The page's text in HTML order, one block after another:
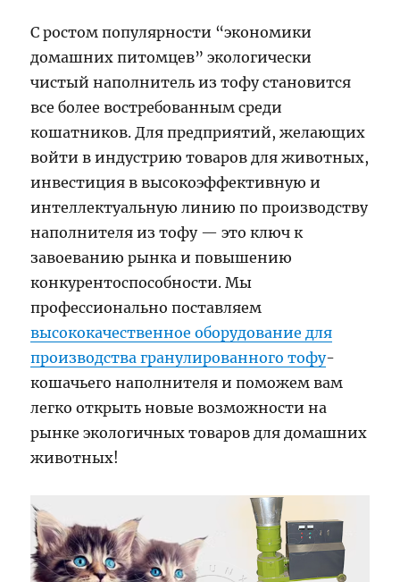
С ростом популярности “экономики
домашних питомцев” экологически
чистый наполнитель из тофу становится
все более востребованным среди
кошатников. Для предприятий, желающих
войти в индустрию товаров для животных,
инвестиция в высокоэффективную и
интеллектуальную линию по производству
наполнителя из тофу — это ключ к
завоеванию рынка и повышению
конкурентоспособности. Мы
профессионально поставляем
высококачественное оборудование для
производства гранулированного тофу-
кошачьего наполнителя и поможем вам
легко открыть новые возможности на
рынке экологичных товаров для домашних
животных!